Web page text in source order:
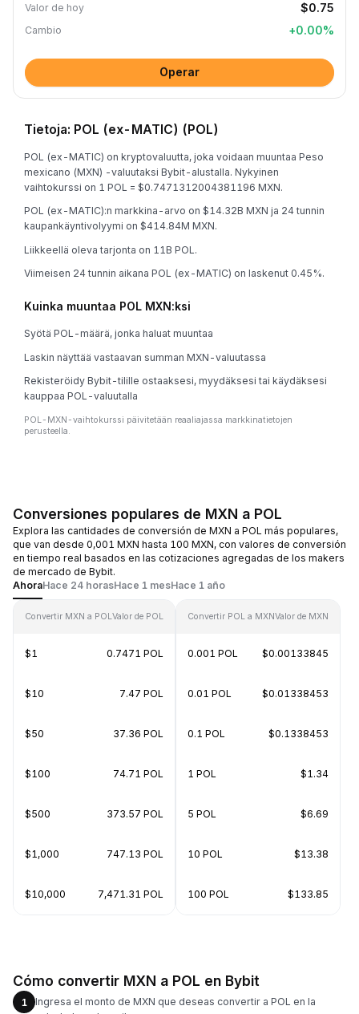
Valor de hoy $0.75
Cambio +0.00%
Operar
Tietoja: POL (ex-MATIC) (POL)
POL (ex-MATIC) on kryptovaluutta, joka voidaan muuntaa Peso
mexicano (MXN) -valuutaksi Bybit-alustalla. Nykyinen
vaihtokurssi on 1 POL = $0.7471312004381196 MXN.
POL (ex-MATIC):n markkina-arvo on $14.32B MXN ja 24 tunnin
kaupankäyntivolyymi on $414.84M MXN.
Liikkeellä oleva tarjonta on 11B POL.
Viimeisen 24 tunnin aikana POL (ex-MATIC) on laskenut 0.45%.
Kuinka muuntaa POL MXN:ksi
Syötä POL-määrä, jonka haluat muuntaa
Laskin näyttää vastaavan summan MXN-valuutassa
Rekisteröidy Bybit-tilille ostaaksesi, myydäksesi tai käydäksesi
kauppaa POL-valuutalla
POL-MXN-vaihtokurssi päivitetään reaaliajassa markkinatietojen
perusteella.
Conversiones populares de MXN a POL
Explora las cantidades de conversión de MXN a POL más populares,
que van desde 0,001 MXN hasta 100 MXN, con valores de conversión
en tiempo real basados en las cotizaciones agregadas de los makers
de mercado de Bybit.
AhoraHace 24 horasHace 1 mesHace 1 año
Convertir MXN a POLValor de POL
$1 0.7471 POL
$10 7.47 POL
$50 37.36 POL
$100 74.71 POL
$500 373.57 POL
$1,000 747.13 POL
$10,000 7,471.31 POL
Convertir POL a MXNValor de MXN
0.001 POL $0.00133845
0.01 POL $0.01338453
0.1 POL $0.1338453
1 POL $1.34
5 POL $6.69
10 POL $13.38
100 POL $133.85
Cómo convertir MXN a POL en Bybit
1
Ingresa el monto de MXN que deseas convertir a POL en la